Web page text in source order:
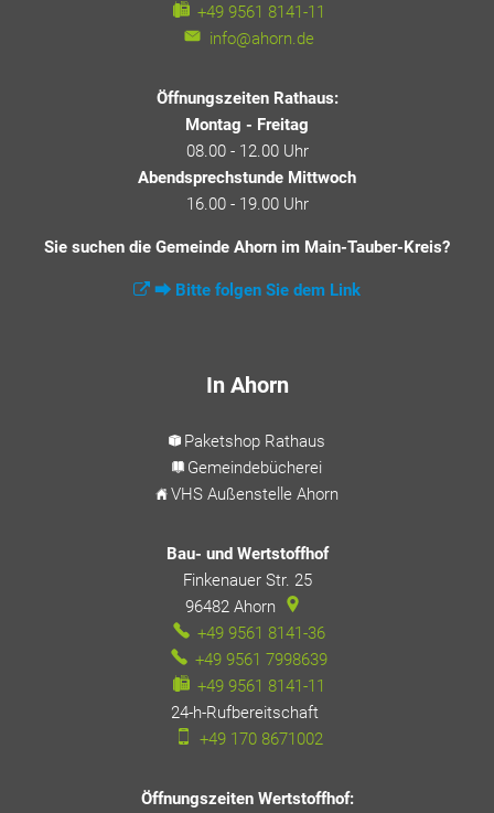
+49 9561 8141-11
info@ahorn.de
Öffnungszeiten Rathaus:
Montag - Freitag
08.00 - 12.00 Uhr
Abendsprechstunde Mittwoch
16.00 - 19.00 Uhr
Sie suchen die Gemeinde Ahorn im Main-Tauber-Kreis?
⮕ Bitte folgen Sie dem Link
In Ahorn
Paketshop Rathaus
Gemeindebücherei
VHS Außenstelle Ahorn
Bau- und Wertstoffhof
Finkenauer Str. 25
96482 Ahorn
+49 9561 8141-36
+49 9561 7998639
+49 9561 8141-11
24-h-Rufbereitschaft
+49 170 8671002
Öffnungszeiten Wertstoffhof: